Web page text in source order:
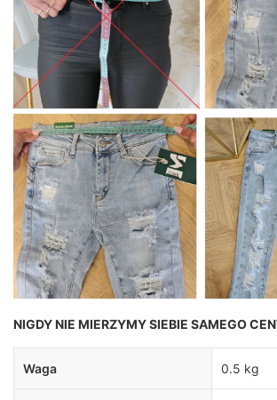
NIGDY NIE MIERZYMY SIEBIE SAMEGO
Waga 0.5 kg